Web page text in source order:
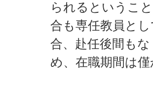
られるというこ
合も専任教員と
合、赴任後間も
め、在職期間は